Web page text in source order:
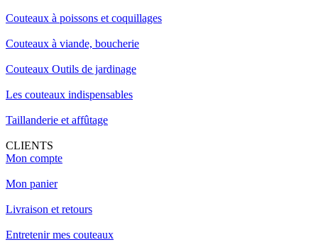
Couteaux à poissons et coquillages
Couteaux à viande, boucherie
Couteaux Outils de jardinage
Les couteaux indispensables
Taillanderie et affûtage
CLIENTS
Mon compte
Mon panier
Livraison et retours
Entretenir mes couteaux